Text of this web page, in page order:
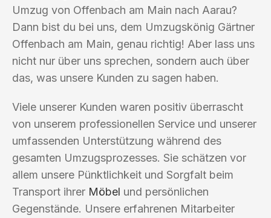
Umzug von Offenbach am Main nach Aarau?
Dann bist du bei uns, dem Umzugskönig Gärtner
Offenbach am Main, genau richtig! Aber lass uns
nicht nur über uns sprechen, sondern auch über
das, was unsere Kunden zu sagen haben.
Viele unserer Kunden waren positiv überrascht
von unserem professionellen Service und unserer
umfassenden Unterstützung während des
gesamten Umzugsprozesses. Sie schätzen vor
allem unsere Pünktlichkeit und Sorgfalt beim
Transport ihrer Möbel und persönlichen
Gegenstände. Unsere erfahrenen Mitarbeiter